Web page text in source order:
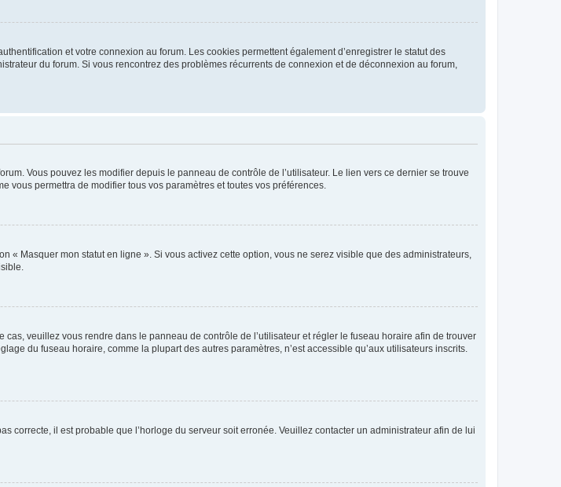
et votre connexion au forum. Les cookies permettent également d’enregistrer le statut des
du forum. Si vous rencontrez des problèmes récurrents de connexion et de déconnexion au forum,
Vous pouvez les modifier depuis le panneau de contrôle de l’utilisateur. Le lien vers ce dernier se trouve
vous permettra de modifier tous vos paramètres et toutes vos préférences.
« Masquer mon statut en ligne ». Si vous activez cette option, vous ne serez visible que des administrateurs,
veuillez vous rendre dans le panneau de contrôle de l’utilisateur et régler le fuseau horaire afin de trouver
du fuseau horaire, comme la plupart des autres paramètres, n’est accessible qu’aux utilisateurs inscrits.
correcte, il est probable que l’horloge du serveur soit erronée. Veuillez contacter un administrateur afin de lui